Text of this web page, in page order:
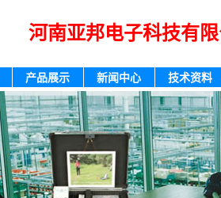
河南亚邦电子科技有
产品展示 新闻中心 技术资料